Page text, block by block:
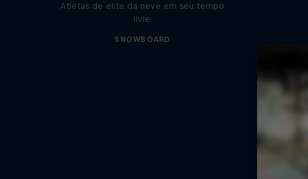
Atletas de elite da neve em seu tempo
livre
SNOWBOARD